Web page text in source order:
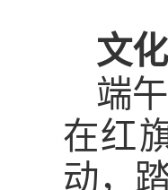
文
端
在红
动，